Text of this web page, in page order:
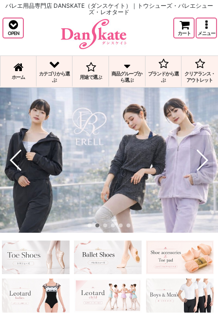
バレエ用品専門店 DANSKATE（ダンスケイト）｜トウシューズ・バレエシュー
ズ・レオタード
OPEN カート メニュー
ホーム
カテゴリから選
ぶ
用途で選ぶ
商品グループか
ら選ぶ
ブランドから選
ぶ
クリアランス・
アウトレット